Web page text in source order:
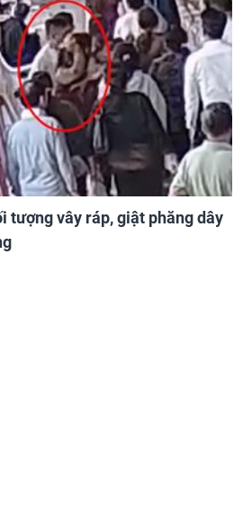
tượng vây ráp, giật phăng dây